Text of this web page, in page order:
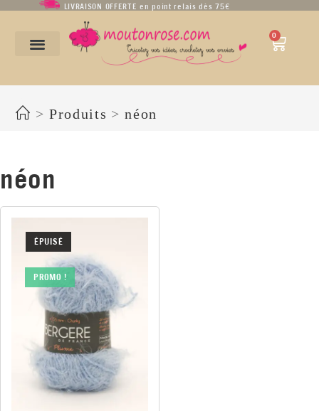
LIVRAISON OFFERTE en point relais dès 75€
0
> Produits > néon
néon
ÉPUISÉ
PROMO !